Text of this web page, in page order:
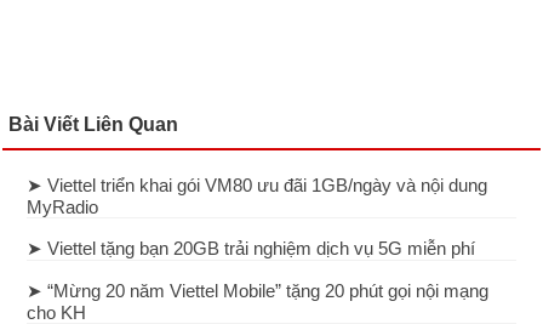
Bài Viết Liên Quan
➤ Viettel triển khai gói VM80 ưu đãi 1GB/ngày và nội dung
MyRadio
➤ Viettel tặng bạn 20GB trải nghiệm dịch vụ 5G miễn phí
➤ “Mừng 20 năm Viettel Mobile” tặng 20 phút gọi nội mạng
cho KH